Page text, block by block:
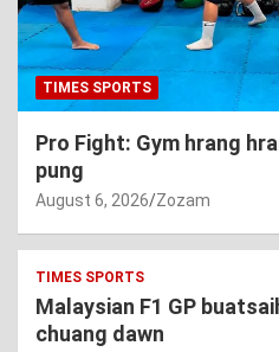
TIMES SPORTS
Pro Fight: Gym hrang
pung
August 6, 2026 Zozam
TIMES SPORTS
Malaysian F1 GP
chuang dawn